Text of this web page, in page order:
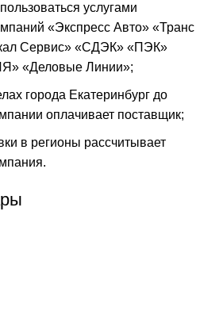
услугами
«Экспресс Авто» «Транс
Сервис» «СДЭК» «ПЭК»
«Деловые Линии»;
города Екатеринбург до
оплачивает поставщик;
в регионы рассчитывает